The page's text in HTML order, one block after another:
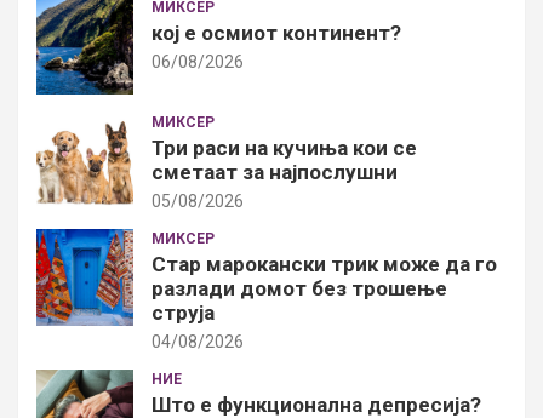
МИКСЕР
кој е осмиот континент?
06/08/2026
МИКСЕР
Три раси на кучиња кои се
сметаат за најпослушни
05/08/2026
МИКСЕР
Стар марокански трик може да го
разлади домот без трошење
струја
04/08/2026
НИЕ
Што е функционална депресија?